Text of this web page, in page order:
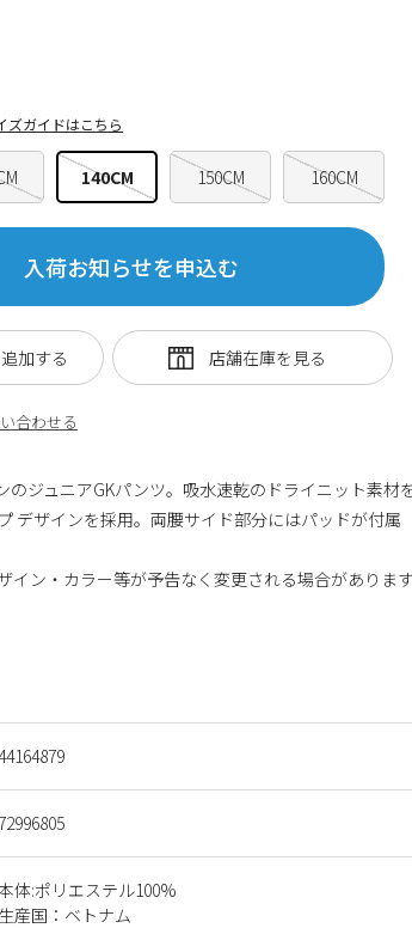
体:ポリエステル100%
生産国：ベトナム
140CM 150CM 160CM
ズガイドはこちら
入荷お知らせを申込む
合わせる
加する
のジュニアGKパンツ。吸水速乾のドライニット素材
デザインを採用。両腰サイド部分にはパッドが付属
イン・カラー等が予告なく変更される場合がありま